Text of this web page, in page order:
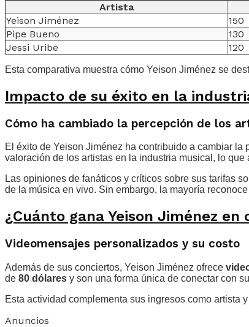
Artista
Yeison Jiménez
150
Pipe Bueno
130
Jessi Uribe
120
Esta comparativa muestra cómo Yeison Jiménez se
Impacto de su éxito en la
Cómo ha cambiado la percepción de los
El éxito de Yeison Jiménez ha contribuido a cambiar
valoración de los artistas en la industria musical, lo
Las opiniones de fanáticos y críticos sobre sus tarifas
de la música en vivo. Sin embargo, la mayoría
¿Cuánto gana Yeison Jiménez
Videomensajes personalizados y su costo
Además de sus conciertos, Yeison Jiménez ofrece
de 80 dólares y son una forma única de conectar con
Esta actividad complementa sus ingresos como artista
Anuncios